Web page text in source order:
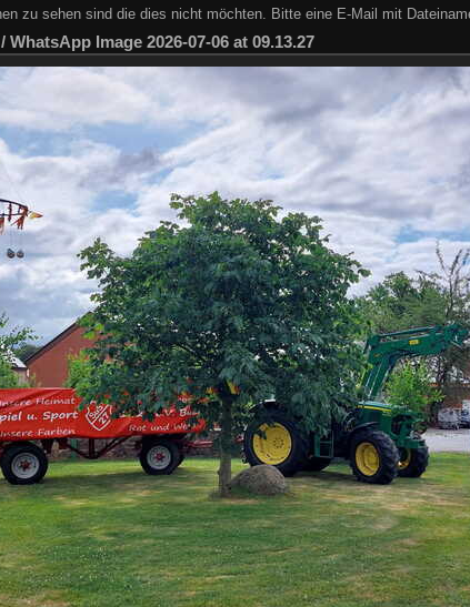
zu sehen sind die dies nicht möchten. Bitte eine E-Mail mit
/ WhatsApp Image 2026-07-06 at 09.13.27